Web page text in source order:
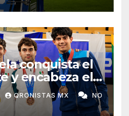
conquista el
y encabeza el
en Santo
QRONISTAS MX NO